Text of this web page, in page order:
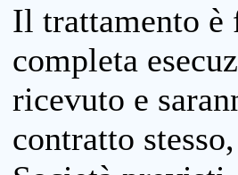
Il trattamento è
completa
ricevuto e
contratto